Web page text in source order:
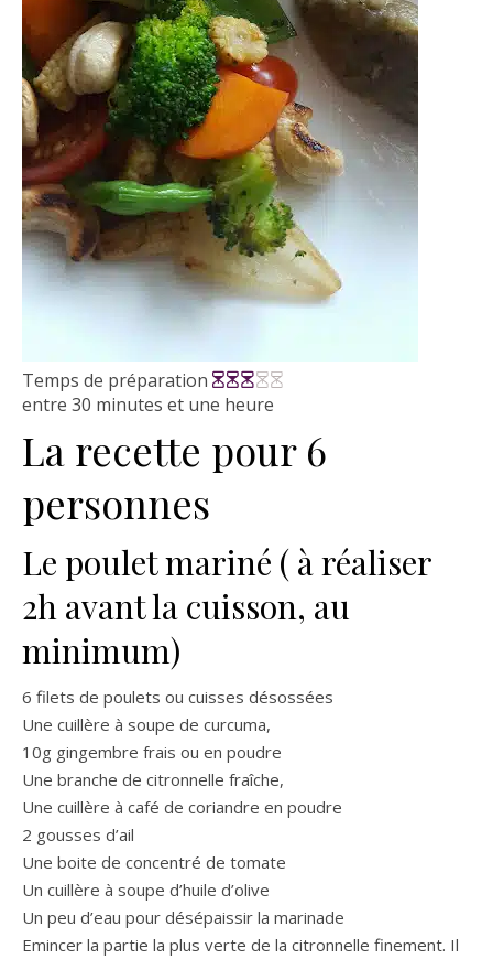
Temps de préparation
entre 30 minutes et une heure
La recette pour 6
personnes
Le poulet mariné ( à réaliser
2h avant la cuisson, au
minimum)
6 filets de poulets ou cuisses désossées
Une cuillère à soupe de curcuma,
10g gingembre frais ou en poudre
Une branche de citronnelle fraîche,
Une cuillère à café de coriandre en poudre
2 gousses d’ail
Une boite de concentré de tomate
Un cuillère à soupe d’huile d’olive
Un peu d’eau pour désépaissir la marinade
Emincer la partie la plus verte de la citronnelle finement. Il